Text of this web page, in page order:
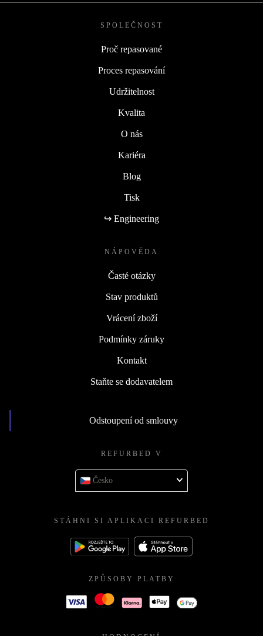
SPOLEČNOST
Proč repasované
Proces repasování
Udržitelnost
Kvalita
O nás
Kariéra
Blog
Tisk
↪ Engineering
NÁPOVĚDA
Časté otázky
Stav produktů
Vrácení zboží
Podmínky záruky
Kontakt
Staňte se dodavatelem
Odstoupení od smlouvy
REFURBED V
Česko
STÁHNI SI APLIKACI REFURBED
ZPŮSOBY PLATBY